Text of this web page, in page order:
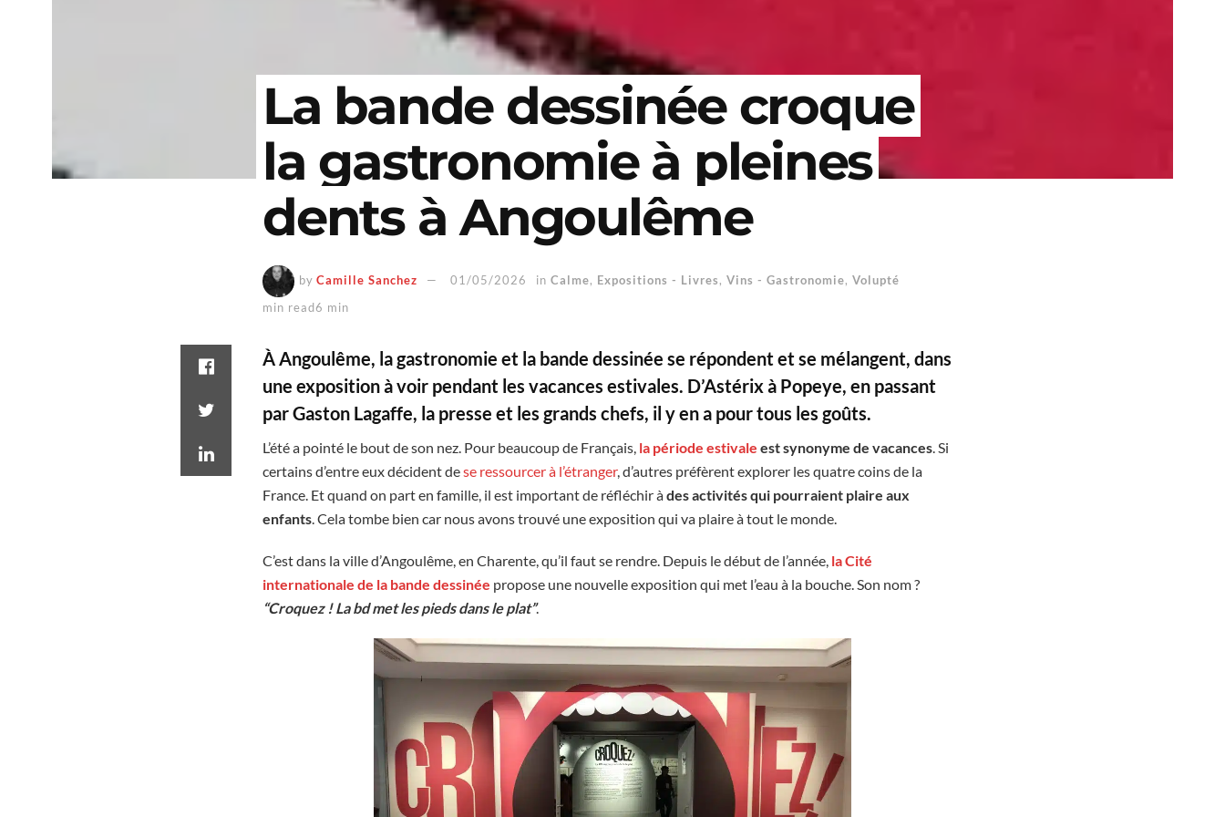
La bande dessinée croque
la gastronomie à pleines
dents à Angoulême
by Camille Sanchez 01/05/2026 in Calme, Expositions - Livres,Vins - Gastronomie,Volupté
min read6 min
À Angoulême, la gastronomie et la bande dessinée se répondent et se mélangent, dans
une exposition à voir pendant les vacances estivales. D’Astérix à Popeye, en passant
par Gaston Lagaffe, la presse et les grands chefs, il y en a pour tous les goûts.
L’été a pointé le bout de son nez. Pour beaucoup de Français, la période estivale est synonyme de vacances. Si
certains d’entre eux décident dese ressourcer à l’étranger, d’autres préfèrent explorer les quatre coins de la
France. Et quand on part en famille, il est important de réfléchir àdes activités qui pourraient plaire aux
enfants. Cela tombe bien car nous avons trouvé une exposition qui va plaire à tout le monde.
C’est dans la ville d’Angoulême, en Charente, qu’il faut se rendre. Depuis le début de l’année, la Cité
internationale de la bande dessinée propose une nouvelle exposition qui met l’eau à la bouche. Son nom ?
“Croquez ! La bd met les pieds dans le plat”.